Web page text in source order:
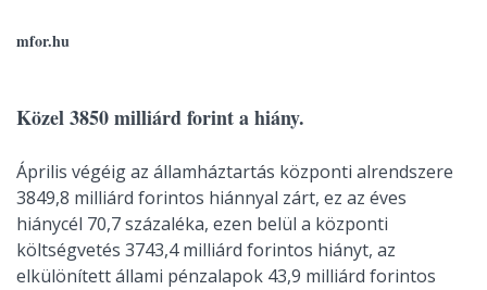
mfor.hu
Közel 3850 milliárd forint a hiány.
Április végéig az államháztartás központi alrendszere
3849,8 milliárd forintos hiánnyal zárt, ez az éves
hiánycél 70,7 százaléka, ezen belül a központi
költségvetés 3743,4 milliárd forintos hiányt, az
elkülönített állami pénzalapok 43,9 milliárd forintos